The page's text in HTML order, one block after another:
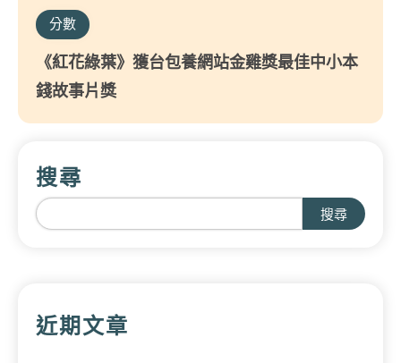
分數
《紅花綠葉》獲台包養網站金雞獎最佳中小本
錢故事片獎
搜尋
搜尋
近期文章